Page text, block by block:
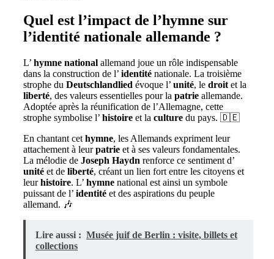
Quel est l’impact de l’hymne sur
l’identité nationale allemande ?
L’ hymne national allemand joue un rôle indispensable
dans la construction de l’ identité nationale. La troisième
strophe du Deutschlandlied évoque l’ unité, le droit et la
liberté, des valeurs essentielles pour la patrie allemande.
Adoptée après la réunification de l’Allemagne, cette
strophe symbolise l’ histoire et la culture du pays. 🇩🇪
En chantant cet hymne, les Allemands expriment leur
attachement à leurpatrie et à ses valeurs fondamentales.
La mélodie de Joseph Haydn renforce ce sentiment d’
unité et de liberté, créant un lien fort entre les citoyens et
leurhistoire. L’ hymne national est ainsi un symbole
puissant de l’ identité et des aspirations du peuple
allemand. 🎶
Lire aussi : Musée juif de Berlin : visite, billets et
collections